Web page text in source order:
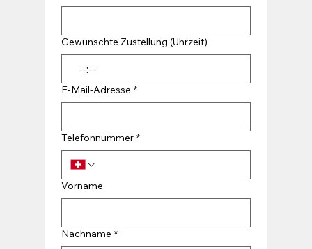
Gewünschte Zustellung (Uhrzeit)
:
E-Mail-Adresse *
Telefonnummer *
Vorname
Nachname *